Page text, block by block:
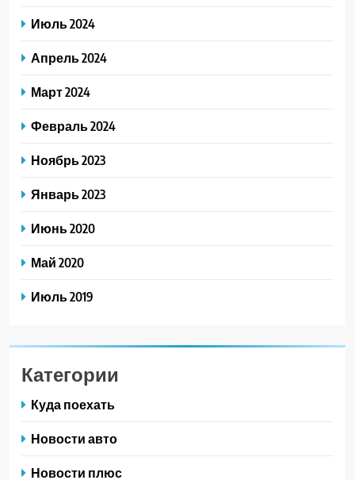
Июль 2024
Апрель 2024
Март 2024
Февраль 2024
Ноябрь 2023
Январь 2023
Июнь 2020
Май 2020
Июль 2019
Категории
Куда поехать
Новости авто
Новости плюс